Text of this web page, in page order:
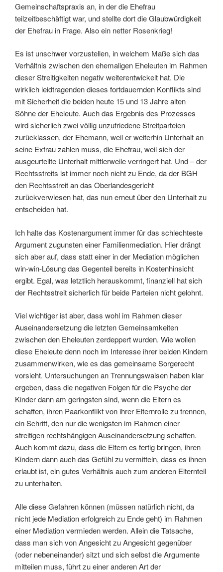
Gemeinschaftspraxis an, in der die Ehefrau
teilzeitbeschäftigt war, und stellte dort die Glaubwürdigkeit
der Ehefrau in Frage. Also ein netter Rosenkrieg!
Es ist unschwer vorzustellen, in welchem Maße sich das
Verhältnis zwischen den ehemaligen Eheleuten im Rahmen
dieser Streitigkeiten negativ weiterentwickelt hat. Die
wirklich leidtragenden dieses fortdauernden Konflikts sind
mit Sicherheit die beiden heute 15 und 13 Jahre alten
Söhne der Eheleute. Auch das Ergebnis des Prozesses
wird sicherlich zwei völlig unzufriedene Streitparteien
zurücklassen, der Ehemann, weil er weiterhin Unterhalt an
seine Exfrau zahlen muss, die Ehefrau, weil sich der
ausgeurteilte Unterhalt mittlerweile verringert hat. Und – der
Rechtsstreits ist immer noch nicht zu Ende, da der BGH
den Rechtsstreit an das Oberlandesgericht
zurückverwiesen hat, das nun erneut über den Unterhalt zu
entscheiden hat.
Ich halte das Kostenargument immer für das schlechteste
Argument zugunsten einer Familienmediation. Hier drängt
sich aber auf, dass statt einer in der Mediation möglichen
win-win-Lösung das Gegenteil bereits in Kostenhinsicht
ergibt. Egal, was letztlich herauskommt, finanziell hat sich
der Rechtsstreit sicherlich für beide Parteien nicht gelohnt.
Viel wichtiger ist aber, dass wohl im Rahmen dieser
Auseinandersetzung die letzten Gemeinsamkeiten
zwischen den Eheleuten zerdeppert wurden. Wie wollen
diese Eheleute denn noch im Interesse ihrer beiden Kindern
zusammenwirken, wie es das gemeinsame Sorgerecht
vorsieht. Untersuchungen an Trennungswaisen haben klar
ergeben, dass die negativen Folgen für die Psyche der
Kinder dann am geringsten sind, wenn die Eltern es
schaffen, ihren Paarkonflikt von ihrer Elternrolle zu trennen,
ein Schritt, den nur die wenigsten im Rahmen einer
streitigen rechtshängigen Auseinandersetzung schaffen.
Auch kommt dazu, dass die Eltern es fertig bringen, ihren
Kindern dann auch das Gefühl zu vermitteln, dass es ihnen
erlaubt ist, ein gutes Verhältnis auch zum anderen Elternteil
zu unterhalten.
Alle diese Gefahren können (müssen natürlich nicht, da
nicht jede Mediation erfolgreich zu Ende geht) im Rahmen
einer Mediation vermieden werden. Allein die Tatsache,
dass man sich von Angesicht zu Angesicht gegenüber
(oder nebeneinander) sitzt und sich selbst die Argumente
mitteilen muss, führt zu einer anderen Art der